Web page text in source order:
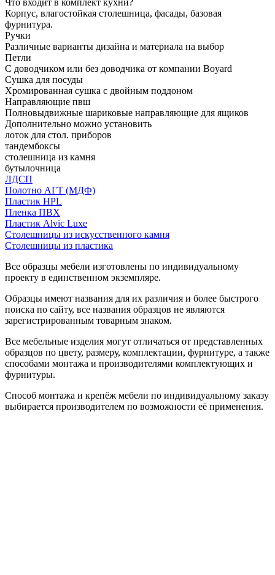
Корпус, влагостойкая столешница, фасады, базовая
фурнитура.
Ручки
Различные варианты дизайна и материала на выбор
Петли
С доводчиком или без доводчика от компании Boyard
Сушка для посуды
Хромированная сушка с двойным поддоном
Направляющие пвш
Полновыдвижные шариковые направляющие для ящиков
Дополнительно можно установить
лоток для стол. приборов
тандембоксы
столешница из камня
бутылочница
ЛДСП
Полотно АГТ (МДФ)
Пластик HPL
Пленка ПВХ
Пластик Alvic Luxe
Столешницы из искусственного камня
Столешницы из пластика
Все образцы мебели изготовлены по индивидуальному
проекту в единственном экземпляре.
Образцы имеют названия для их различия и более быстрого
поиска по сайту, все названия образцов не являются
зарегистрированным товарным знаком.
Все мебельные изделия могут отличаться от представленных
образцов по цвету, размеру, комплектации, фурнитуре, а также
способами монтажа и производителями комплектующих и
фурнитуры.
Способ монтажа и крепёж мебели по индивидуальному заказу
выбирается производителем по возможности её применения.